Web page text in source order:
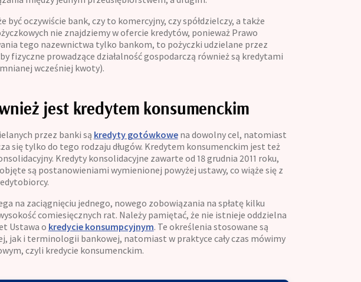
oczywiście bank, czy to komercyjny, czy spółdzielczy, a także
nie znajdziemy w ofercie kredytów, ponieważ Prawo
tego nazewnictwa tylko bankom, to pożyczki udzielane przez
fizyczne prowadzące działalność gospodarczą również są kredytami
wcześniej kwoty).
jest kredytem konsumenckim
przez banki są kredyty gotówkowena dowolny cel, natomiast
się tylko do tego rodzaju długów. Kredytem konsumenckim jest też
Kredyty konsolidacyjne zawarte od 18 grudnia 2011 roku,
są postanowieniami wymienionej powyżej ustawy, co wiąże się z
na zaciągnięciu jednego, nowego zobowiązania na spłatę kilku
comiesięcznych rat. Należy pamiętać, że nie istnieje oddzielna
Ustawa o kredycie konsumpcyjnym. Te określenia stosowane są
jak i terminologii bankowej, natomiast w praktyce cały czas mówimy
czyli kredycie konsumenckim.